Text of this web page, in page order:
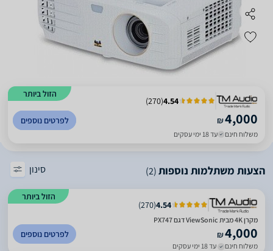
הזול ביותר
4.54
(
270
)
₪4,000
משלוח חינם עד 18 ימי עסקים
לפרטים נוספים
הצעות משתלמות נוספות(2) סינון
הזול ביותר
4.54
(
270
)
מקרן 4K מבית ViewSonic דגם PX747
₪4,000
משלוח חינם עד 18 ימי עסקים
לפרטים נוספים